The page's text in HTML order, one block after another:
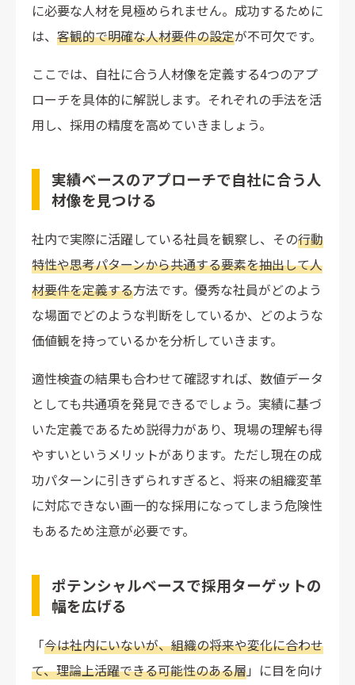
に必要な人材を見極められません。成功するために
は、 客観的で明確な人材要件の設定が不可欠です。
ここでは、自社に合う人材像を定義する4つのアプ
ローチを具体的に解説します。それぞれの手法を活
用し、採用の精度を高めていきましょう。
実績ベースのアプローチで自社に合う人
材像を見つける
社内で実際に活躍している社員を観察し、その行動
特性や思考パターンから共通する要素を抽出して人
材要件を定義する方法です。優秀な社員がどのよう
な場面でどのような判断をしているか、どのような
価値観を持っているかを分析していきます。
適性検査の結果も合わせて確認すれば、数値データ
としても共通項を発見できるでしょう。実績に基づ
いた定義であるため説得力があり、現場の理解も得
やすいというメリットがあります。ただし現在の成
功パターンに引きずられすぎると、将来の組織変革
に対応できない画一的な採用になってしまう危険性
もあるため注意が必要です。
ポテンシャルベースで採用ターゲットの
幅を広げる
「今は社内にいないが、組織の将来や変化に合わせ
て、理論上活躍できる可能性のある層」に目を向け